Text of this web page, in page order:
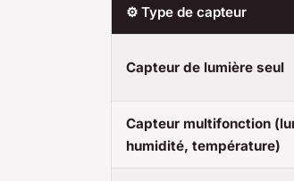
⚙️ Type de capteur
Capteur de lumière seul
Capteur multifonction
humidité, température)